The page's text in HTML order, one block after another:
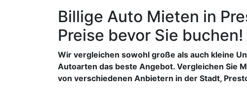
Billige Auto Mieten in
Preise bevor Sie buchen!
Wir vergleichen sowohl große als auch kleine
Autoarten das beste Angebot. Vergleichen Sie
von verschiedenen Anbietern in der Stadt,